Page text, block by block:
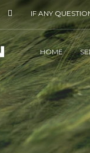
IF ANY
HOME